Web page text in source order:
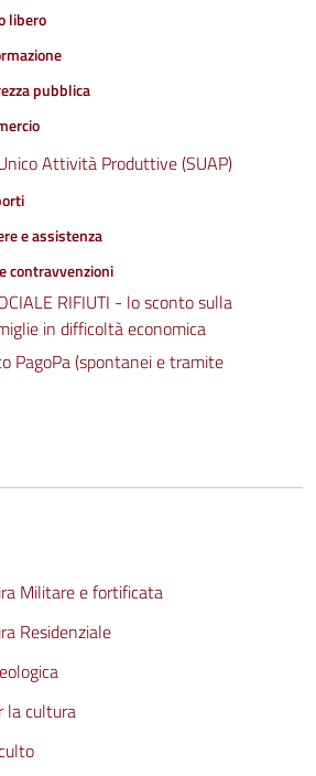
libero
pubblica
Attività Produttive (SUAP)
e assistenza
contravvenzioni
RIFIUTI - lo sconto sulla
in difficoltà economica
PagoPa (spontanei e tramite
Militare e fortificata
Residenziale
la cultura